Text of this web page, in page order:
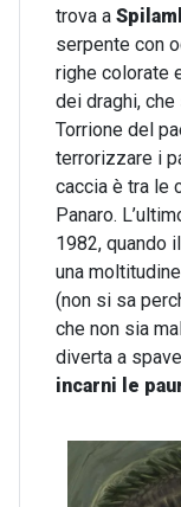
trova a
serpente con
righe colorate
dei draghi,
Torrione del
terrorizzare i
caccia è tra le
Panaro.
1982, quando
una
(non si sa
che non sia
diverta a
incarni le